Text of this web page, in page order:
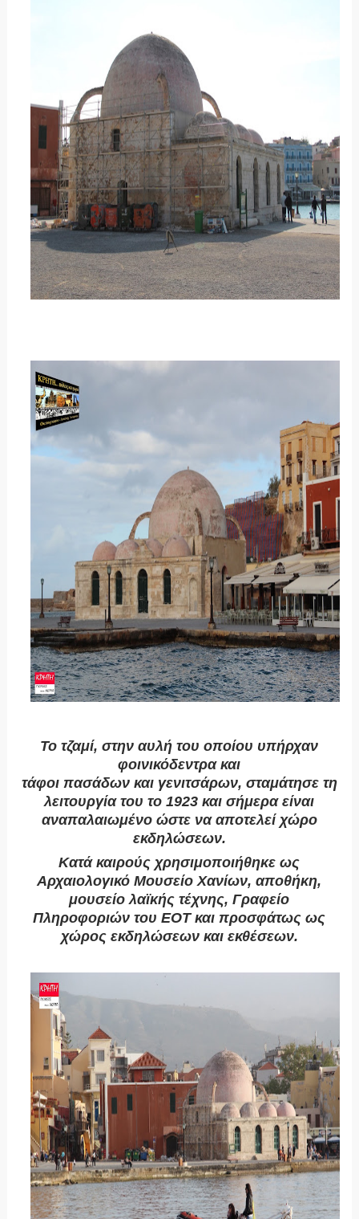
Το τζαμί, στην αυλή του οποίου υπήρχαν
φοινικόδεντρα και
τάφοι πασάδων και γενιτσάρων, σταμάτησε τη
λειτουργία του το 1923 και σήμερα είναι
αναπαλαιωμένο ώστε να αποτελεί χώρο
εκδηλώσεων.
Κατά καιρούς χρησιμοποιήθηκε ως
Αρχαιολογικό Μουσείο Χανίων, αποθήκη,
μουσείο λαϊκής τέχνης, Γραφείο
Πληροφοριών του ΕΟΤ και προσφάτως ως
χώρος εκδηλώσεων και εκθέσεων.